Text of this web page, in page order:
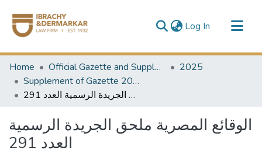
Log In (current)
Communities & Collections
All of DSpace
Home Official Gazette and Supplement
2025
Supplement of Gazette 2025
الوقائع المصرية ملحق الجريدة الرسمية العدد 291
الوقائع المصرية ملحق الجريدة الرسمية
العدد 291